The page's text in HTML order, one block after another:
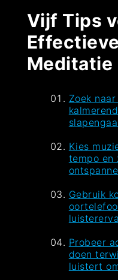
Vijf Tips
Meditatie
Zoek
Kies
tempo en
Gebruik
Probeer
doen
luistert